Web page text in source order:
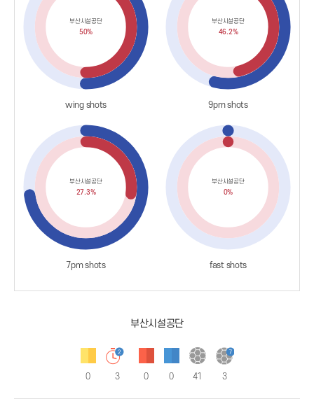
부산시설공단
50%
wing shots
부산시설공단
46.2%
9pm shots
부산시설공단
27.3%
7pm shots
부산시설공단
0%
fast shots
부산시설공단
0 3 0 0 41 3